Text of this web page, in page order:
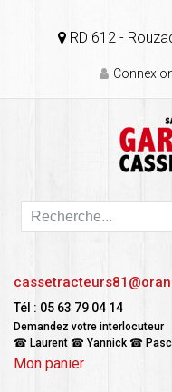
RD 612 -
Tél : 05 63 79 04 14
Demandez votre interlocuteur
☎ Laurent ☎ Yannick ☎
Mon panier